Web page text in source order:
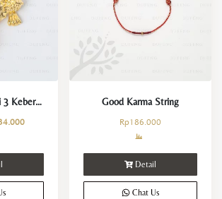
Kodok Emas Kaki 3 Keberuntungan Good Karma String
Rp186.000
Detail
Chat Us